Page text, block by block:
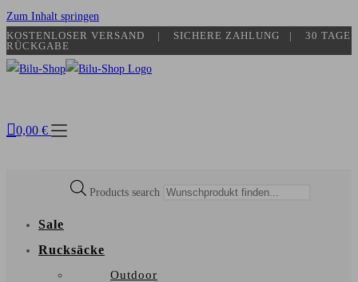
Zum Inhalt springen
KOSTENLOSER VERSAND | SICHERE ZAHLUNG​ | 30 TAGE
RÜCKGABE
0,00 €
Products search
Sale
Rucksäcke
Outdoor